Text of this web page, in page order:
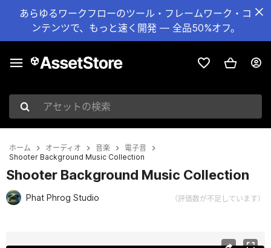
あらゆるワークフローのツール・フレームワーク・コ
ンテンツで、もっと速く開発 — 全品50%オフ。
アセットの検索
ホーム オーディオ 音楽
電子音
Shooter Background Music Collection
Shooter Background Music Collection
Phat Phrog Studio （評価数が不足しています）